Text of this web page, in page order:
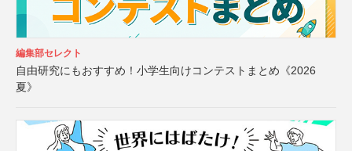
編集部セレクト
自由研究にもおすすめ！小学生向けコンテストまとめ《2026
夏》